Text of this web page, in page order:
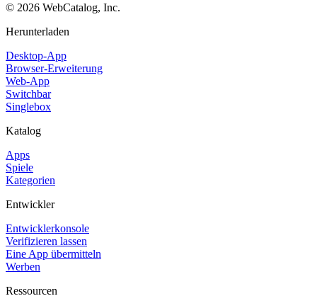
© 2026 WebCatalog, Inc.
Herunterladen
Desktop-App
Browser-Erweiterung
Web-App
Switchbar
Singlebox
Katalog
Apps
Spiele
Kategorien
Entwickler
Entwicklerkonsole
Verifizieren lassen
Eine App übermitteln
Werben
Ressourcen